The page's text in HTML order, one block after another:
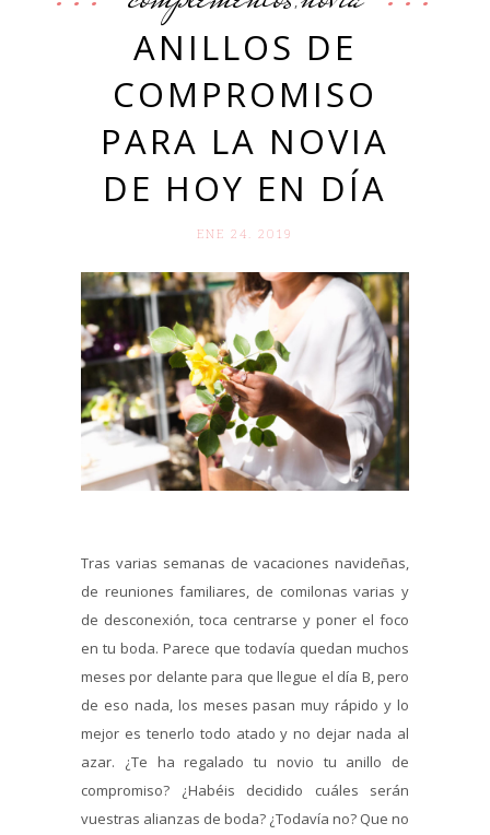
ANILLOS DE
COMPROMISO
PARA LA NOVIA
DE HOY EN DÍA
ENE 24. 2019
Tras varias semanas de vacaciones navideñas,
de reuniones familiares, de comilonas varias y
de desconexión, toca centrarse y poner el foco
en tu boda. Parece que todavía quedan muchos
meses por delante para que llegue el día B, pero
de eso nada, los meses pasan muy rápido y lo
mejor es tenerlo todo atado y no dejar nada al
azar. ¿Te ha regalado tu novio tu anillo de
compromiso? ¿Habéis decidido cuáles serán
vuestras alianzas de boda? ¿Todavía no? Que no